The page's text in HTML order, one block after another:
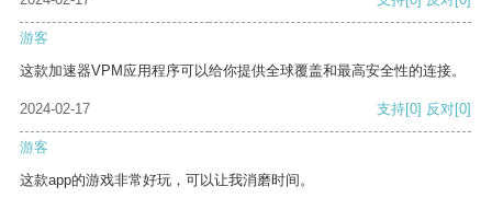
游客
这款加速器VPM应用程序可以给你提供全球覆盖和最高安全性的连接。
2024-02-17 支持[0] 反对[0]
游客
这款app的游戏非常好玩，可以让我消磨时间。